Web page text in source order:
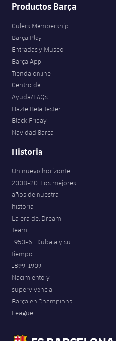
Productos Barça
Culers Membership
Barça Play
Entradas y Museo
Barça App
Tienda online
Centro de
Ayuda/FAQs
Hazte Beta Tester
Black Friday
Navidad Barça
Historia
Un nuevo horizonte
2008-20. Los mejores
años de nuestra
historia
La era del Dream
Team
1950-61. Kubala y su
tiempo
1899-1909.
Nacimiento y
supervivencia
Barça en Champions
League